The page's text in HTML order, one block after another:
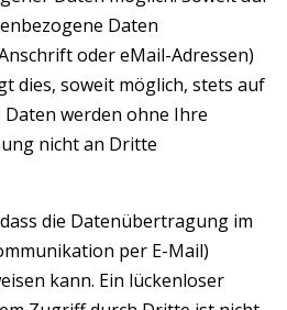
Daten
oder eMail-Adressen)
dies, soweit möglich, stets auf
werden ohne Ihre
nicht an Dritte
die Datenübertragung im
per E-Mail)
kann. Ein lückenloser